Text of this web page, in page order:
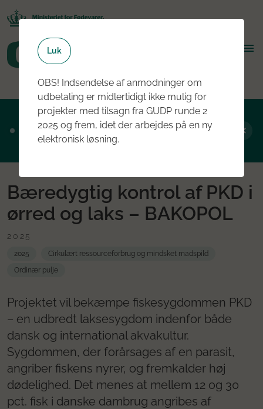
Ansøgningsrunde 2, 2026 er nu åben - læs
mere om rundens fokus her
Bæredygtig kontrol af PKD i
ørred og laks – BAKOPOL
2025
2025
Cirkulært ressourceforbrug og mindsket madspild
Ordinær pulje
Projektet vil bekæmpe fiskesygdommen PKD
– en udbredt laksesygdom indenfor både
dansk og international akvakultur.
Sygdommen, der forårsages af en parasit,
angriber fiskens nyrer, og fremkalder høj
dødelighed. Det menes at mellem 12 og 30
pct. fisk i danske dambrug angribes af
Luk
OBS! Indsendelse af anmodninger om
udbetaling er midlertidigt ikke mulig for
projekter med tilsagn fra GUDP runde 2
2025 og frem, idet der arbejdes på en ny
elektronisk løsning.